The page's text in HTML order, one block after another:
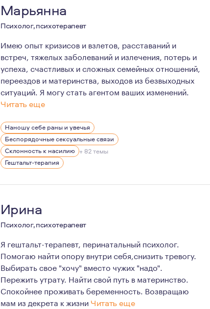
Марьянна
Психолог, психотерапевт
Имею опыт кризисов и взлетов, расставаний и
встреч, тяжелых заболеваний и излечения, потерь и
успеха, счастливых и сложных семейных отношений,
переездов и материнства, выходов из безвыходных
ситуаций. Я могу стать агентом ваших изменений.
Читать еще
Мои успехи в профессии, высокая устойчивость,
В последние годы активно работаю с молодыми,
Наношу себе раны и увечья
Беспорядочные сексуальные связи
Склонность к насилию + 82 темы
Гештальт-терапия
Ирина
Психолог, психотерапевт
Я гештальт-терапевт, перинатальный психолог.
Помогаю найти опору внутри себя,снизить тревогу.
Выбирать свое "хочу" вместо чужих "надо".
Пережить утрату. Найти свой путь в материнство.
Спокойнее проживать беременность. Возвращаю
мам из декрета к жизни Читать еще